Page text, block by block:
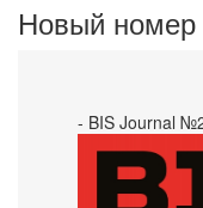
Новый номер
- BIS Journal